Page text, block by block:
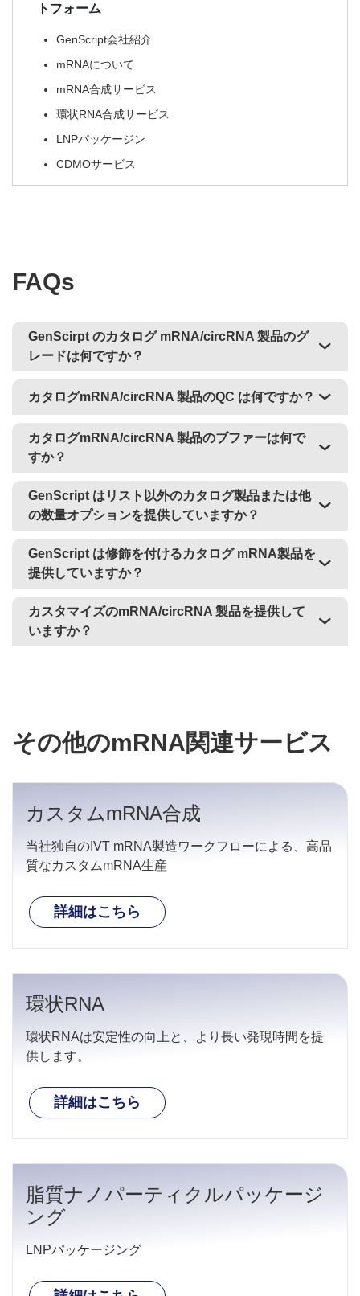
トフォーム​
GenScript会社紹介​
mRNAについて
mRNA合成サービス​
環状RNA合成サービス​
LNPパッケージン
CDMOサービス
FAQs
GenScirpt のカタログ mRNA/circRNA 製品のグ
レードは何ですか？
カタログmRNA/circRNA 製品のQC は何ですか？
カタログmRNA/circRNA 製品のブファーは何で
すか？
GenScript はリスト以外のカタログ製品または他
の数量オプションを提供していますか？
GenScript は修飾を付けるカタログ mRNA製品を
提供していますか？
カスタマイズのmRNA/circRNA 製品を提供して
いますか？
その他のmRNA関連サービス
カスタムmRNA合成
当社独自のIVT mRNA製造ワークフローによる、高品
質なカスタムmRNA生産
詳細はこちら
環状RNA
環状RNAは安定性の向上と、より長い発現時間を提
供します。
詳細はこちら
脂質ナノパーティクルパッケージ
ング
LNPパッケージング